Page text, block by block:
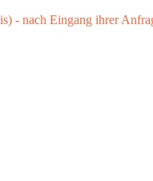
- nach Eingang ihrer